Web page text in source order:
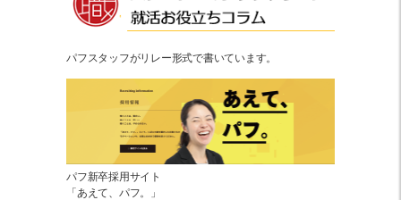
パフスタッフがリレー形式で書いています。
パフ新卒採用サイト
「あえて、パフ。」